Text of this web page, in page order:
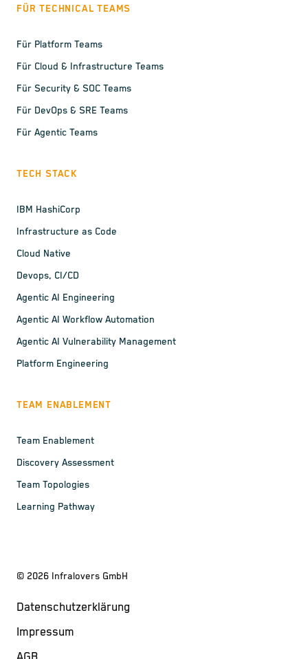
FÜR TECHNICAL TEAMS
Für Platform Teams
Für Cloud & Infrastructure Teams
Für Security & SOC Teams
Für DevOps & SRE Teams
Für Agentic Teams
TECH STACK
IBM HashiCorp
Infrastructure as Code
Cloud Native
Devops, CI/CD
Agentic AI Engineering
Agentic AI Workflow Automation
Agentic AI Vulnerability Management
Platform Engineering
TEAM ENABLEMENT
Team Enablement
Discovery Assessment
Team Topologies
Learning Pathway
© 2026 Infralovers GmbH
Datenschutzerklärung
Impressum